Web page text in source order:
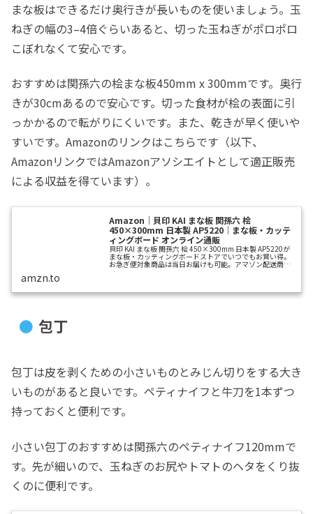
まな板はできるだけ奥行きが長いものを使いましょう。玉
ねぎの幅の3–4倍ぐらいあると、切った玉ねぎがポロポロ
こぼれなくて安心です。
おすすめは関孫六の桧まな板450mm x 300mmです。奥行
きが30cmあるので安心です。切った食材が桧の表面に引
っかかるので転がりにくいです。また、乾きが早く使いや
すいです。Amazonのリンクはこちらです（以下、
AmazonリンクではAmazonアソシエイトとして適正販売
による収益を得ています）。
Amazon｜貝印 KAI まな板 関孫六 桧
450×300mm 日本製 AP5220｜まな板・カッテ
ィングボード オンライン通販
貝印 KAI まな板 関孫六 桧 450×300mm 日本製 AP5220が
まな板・カッティングボードストアでいつでもお買い得。
お急ぎ便対象商品は当日お届けも可能。アマゾン配送商品
amzn.to
包丁
包丁は皮を剥くための小さいものとみじん切りをする大き
いものがあると良いです。ペティナイフと牛刀を1本ずつ
持っておくと便利です。
小さい包丁のおすすめは関孫六のペティナイフ120mmで
す。先が細いので、玉ねぎのお尻やトマトのヘタをくり抜
くのに便利です。